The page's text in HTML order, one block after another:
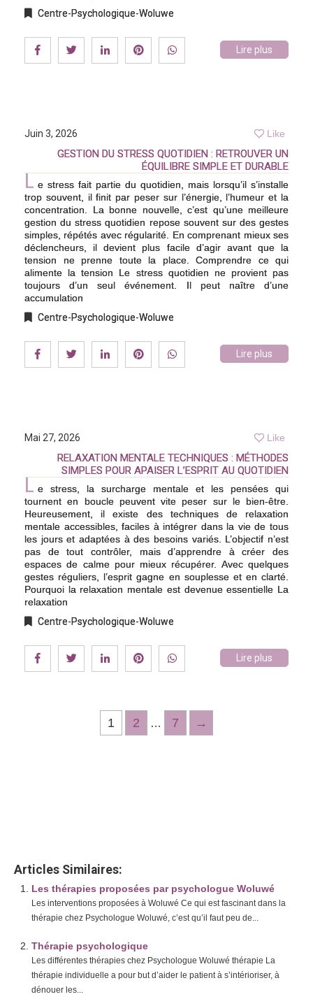
Centre-Psychologique-Woluwe
Lire plus
Juin 3, 2026 Like
GESTION DU STRESS QUOTIDIEN : RETROUVER UN
ÉQUILIBRE SIMPLE ET DURABLE
L e stress fait partie du quotidien, mais lorsqu’il s’installe
trop souvent, il finit par peser sur l’énergie, l’humeur et la
concentration. La bonne nouvelle, c’est qu’une meilleure
gestion du stress quotidien repose souvent sur des gestes
simples, répétés avec régularité. En comprenant mieux ses
déclencheurs, il devient plus facile d’agir avant que la
tension ne prenne toute la place. Comprendre ce qui
alimente la tension Le stress quotidien ne provient pas
toujours d’un seul événement. Il peut naître d’une
accumulation
Centre-Psychologique-Woluwe
Lire plus
Mai 27, 2026 Like
RELAXATION MENTALE TECHNIQUES : MÉTHODES
SIMPLES POUR APAISER L’ESPRIT AU QUOTIDIEN
L e stress, la surcharge mentale et les pensées qui
tournent en boucle peuvent vite peser sur le bien-être.
Heureusement, il existe des techniques de relaxation
mentale accessibles, faciles à intégrer dans la vie de tous
les jours et adaptées à des besoins variés. L’objectif n’est
pas de tout contrôler, mais d’apprendre à créer des
espaces de calme pour mieux récupérer. Avec quelques
gestes réguliers, l’esprit gagne en souplesse et en clarté.
Pourquoi la relaxation mentale est devenue essentielle La
relaxation
Centre-Psychologique-Woluwe
Lire plus
1 2 … 7 →
Articles Similaires:
Les thérapies proposées par psychologue Woluwé
Les interventions proposées à Woluwé Ce qui est fascinant dans la
thérapie chez Psychologue Woluwé, c’est qu’il faut peu de...
Thérapie psychologique
Les différentes thérapies chez Psychologue Woluwé thérapie La
thérapie individuelle a pour but d’aider le patient à s’intérioriser, à
dénouer les...